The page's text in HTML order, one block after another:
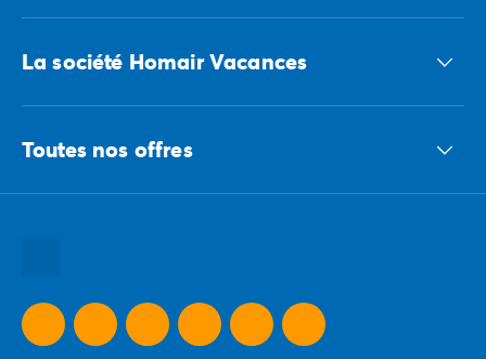
La société Homair Vacances
Nous recrutons
Toutes nos offres